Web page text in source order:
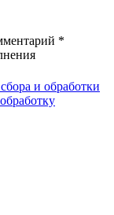
*
и обработки